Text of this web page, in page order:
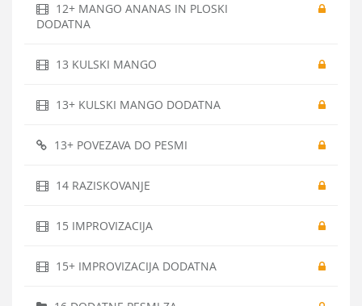
12+ MANGO ANANAS IN PLOSKI
DODATNA
13 KULSKI MANGO
13+ KULSKI MANGO DODATNA
13+ POVEZAVA DO PESMI
14 RAZISKOVANJE
15 IMPROVIZACIJA
15+ IMPROVIZACIJA DODATNA